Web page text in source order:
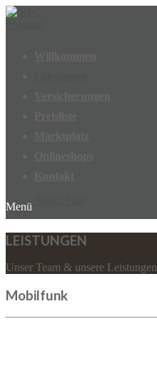
LEISTUNGEN
Unser Team & unsere Leistungen
Mobilfunk